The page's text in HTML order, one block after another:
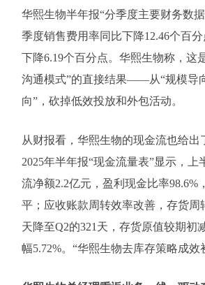
华熙生物半年报“分季度主要财务数
季度销售费用率同比下降12.46个百
下降6.19个百分点。华熙生物称，这
沟通模式”的直接结果——从“规模导
向”，砍掉低效投放和外包活动。
从财报看，华熙生物的现金流也给出
2025年半年报“现金流量表”显示，上
流净额2.2亿元，盈利现金比率98.6%
平；应收账款周转效率改善，存货周
天降至Q2的321天，存货原值较期初
幅5.72%。“华熙生物去库存策略成效